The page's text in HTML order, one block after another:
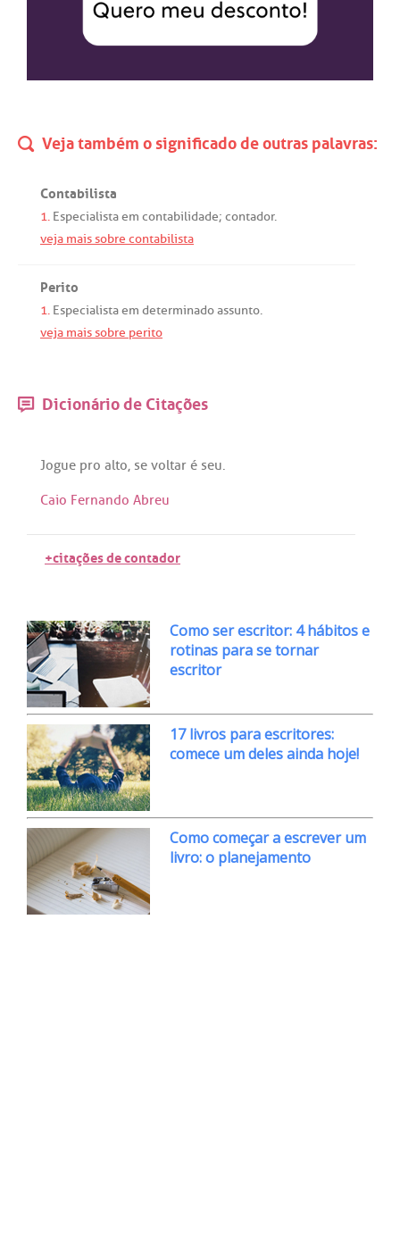
Veja também o significado de outras palavras:
Contabilista
1. Especialistaem contabilidade; contador.
veja mais sobre contabilista
Perito
1. Especialistaem determinadoassunto.
veja mais sobre perito
Dicionário de Citações
Jogue pro alto, se voltar é seu.
Caio Fernando Abreu
+citações de contador
Como ser escritor: 4 hábitos e
rotinas para se tornar
escritor
17 livros para escritores:
comece um deles ainda hoje!
Como começar a escrever um
livro: o planejamento